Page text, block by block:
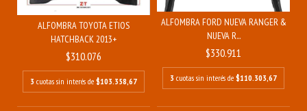
ALFOMBRA TOYOTA ETIOS
HATCHBACK 2013+
$310.076
3 cuotas sin interés de $103.358,67
ALFOMBRA FORD NUEVA RANGER &
NUEVA R...
$330.911
3 cuotas sin interés de $110.303,67